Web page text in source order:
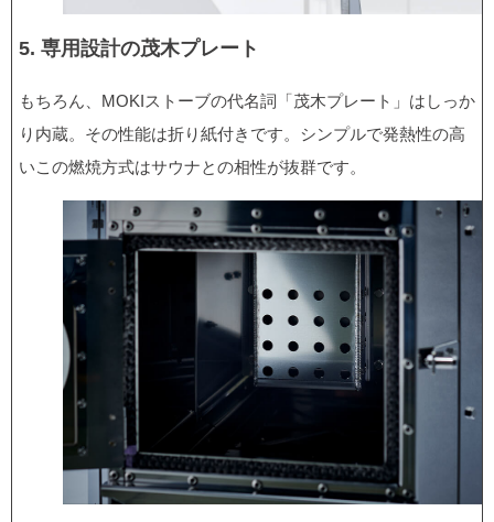
5. 専用設計の茂木プレート
もちろん、MOKIストーブの代名詞「茂木プレート」はしっか
り内蔵。その性能は折り紙付きです。シンプルで発熱性の高
いこの燃焼方式はサウナとの相性が抜群です。